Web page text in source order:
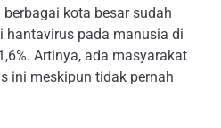
kota besar sudah
hantavirus pada manusia di
Artinya, ada masyarakat
ini meskipun tidak pernah